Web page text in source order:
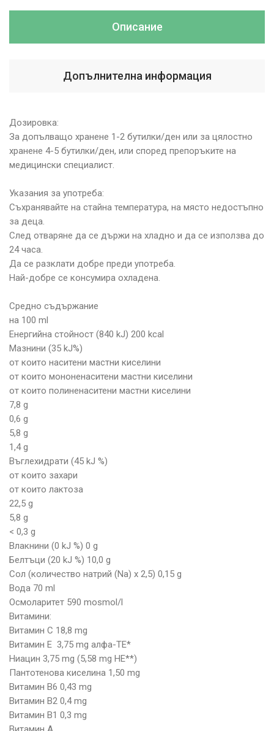
Описание
Допълнителна информация
Дозировка:
За допълващо хранене 1-2 бутилки/ден или за цялостно
хранене 4-5 бутилки/ден, или според препоръките на
медицински специалист.
Указания за употреба:
Съхранявайте на стайна температура, на място недостъпно
за деца.
След отваряне да се държи на хладно и да се използва до
24 часа.
Да се разклати добре преди употреба.
Най-добре се консумира охладена.
Средно съдържание
на 100 ml
Енергийна стойност (840 kJ) 200 kcal
Мазнини (35 kJ%)
от които наситени мастни киселини
от които мононенаситени мастни киселини
от които полиненаситени мастни киселини
7,8 g
0,6 g
5,8 g
1,4 g
Въглехидрати (45 kJ %)
от които захари
от които лактоза
22,5 g
5,8 g
< 0,3 g
Влакнини (0 kJ %) 0 g
Белтъци (20 kJ %) 10,0 g
Сол (количество натрий (Na) х 2,5) 0,15 g
Вода 70 ml
Осмоларитет 590 mosmol/l
Витамини:
Витамин C 18,8 mg
Витамин E 3,75 mg алфа-ТЕ*
Ниацин 3,75 mg (5,58 mg НЕ**)
Пантотенова киселина 1,50 mg
Витамин B6 0,43 mg
Витамин B2 0,4 mg
Витамин B1 0,3 mg